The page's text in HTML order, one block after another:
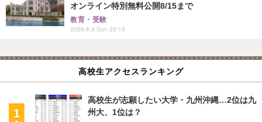
オンライン特別無料公開8/15まで
教育・受験
2026.8.9 Sun 20:15
高校生アクセスランキング
高校生が志願したい大学・九州沖縄…2位は九
州大、1位は？